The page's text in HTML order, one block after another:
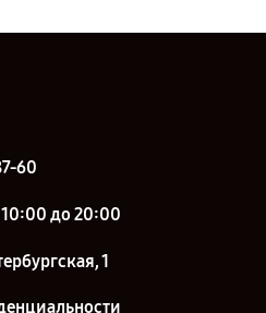
60
до 20:00
1